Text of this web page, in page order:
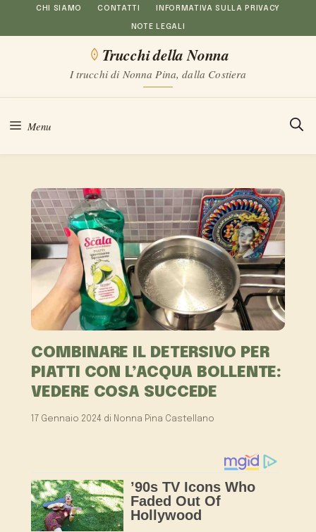
al
CHI SIAMO CONTATTI INFORMATIVA SULLA PRIVACY
NOTE LEGALI
Trucchi della Nonna
I trucchi di Nonna Pina, dalla Costiera
Menu
COMBINARE IL DETERSIVO PER
PIATTI CON L’ACQUA BOLLENTE:
VEDERE COSA SUCCEDE
17 Gennaio 2024 di Nonna Pina Castellano